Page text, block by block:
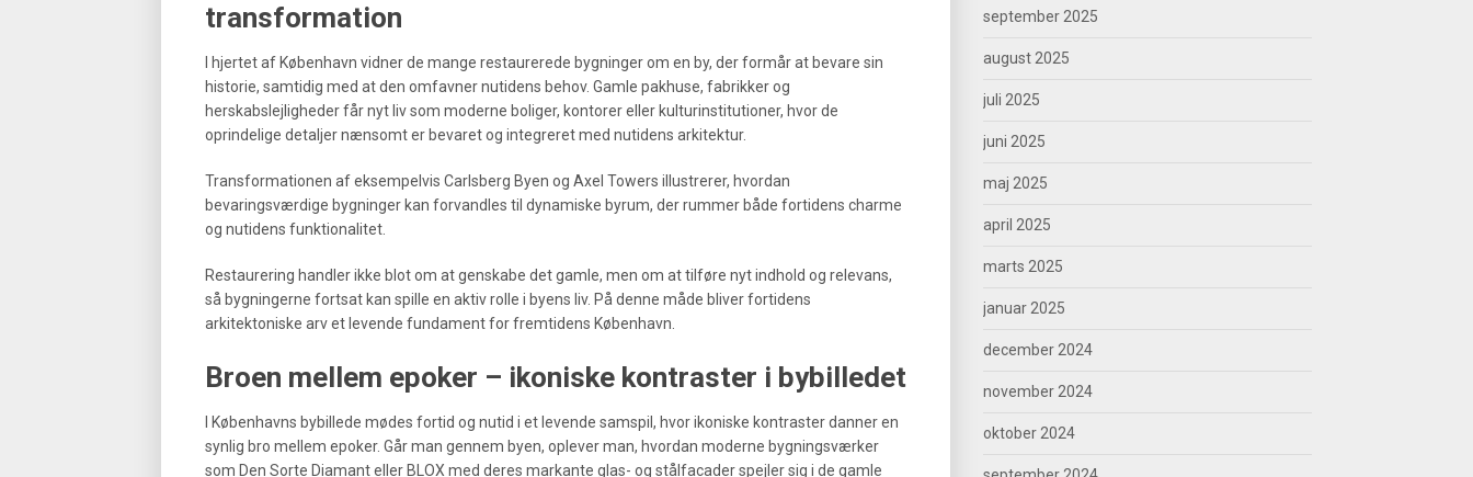
transformation
I hjertet af København vidner de mange restaurerede bygninger om en by, der formår at bevare sin
historie, samtidig med at den omfavner nutidens behov. Gamle pakhuse, fabrikker og
herskabslejligheder får nyt liv som moderne boliger, kontorer eller kulturinstitutioner, hvor de
oprindelige detaljer nænsomt er bevaret og integreret med nutidens arkitektur.
Transformationen af eksempelvis Carlsberg Byen og Axel Towers illustrerer, hvordan
bevaringsværdige bygninger kan forvandles til dynamiske byrum, der rummer både fortidens charme
og nutidens funktionalitet.
Restaurering handler ikke blot om at genskabe det gamle, men om at tilføre nyt indhold og relevans,
så bygningerne fortsat kan spille en aktiv rolle i byens liv. På denne måde bliver fortidens
arkitektoniske arv et levende fundament for fremtidens København.
Broen mellem epoker – ikoniske kontraster i bybilledet
I Københavns bybillede mødes fortid og nutid i et levende samspil, hvor ikoniske kontraster danner en
synlig bro mellem epoker. Går man gennem byen, oplever man, hvordan moderne bygningsværker
som Den Sorte Diamant eller BLOX med deres markante glas- og stålfacader spejler sig i de gamle
september 2025
august 2025
juli 2025
juni 2025
maj 2025
april 2025
marts 2025
januar 2025
december 2024
november 2024
oktober 2024